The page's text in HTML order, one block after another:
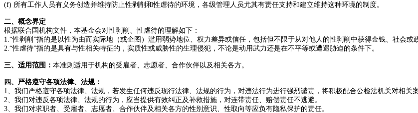
(f) 所有工作人员有义务创造并维持防止性剥削和性虐待的环境，各级管理人员尤其有责任支持和建立维持这种环境的制度。
二、概念界定
根据联合国机构文件，本基金会对性剥削、性虐待的理解如下：
1.“性剥削”指的是以性为由而实际地（或企图）滥用弱势地位、权力差异或信任，包括但不限于从对他人的性剥削中获得金钱、社会或
2.“性虐待”指的是具有与性相关特征的，实质性或威胁性的生理侵犯，不论是动用武力还是在不平等或遭遇胁迫的条件下。
三、适用范围： 本准则适用于机构的受雇者、志愿者、合作伙伴以及相关各方。
四、严格遵守各项法律、法规：
1、我们严格遵守各项法律、法规，若发生任何违反现行法律、法规的行为，对违法行为进行强烈谴责，将积极配合公检法机关对相关
2、我们对违反各项法律、法规的行为，应当提供有效纠正及补救措施，对连带责任、赔偿责任不逃避。
3、我们对求职者、受雇者、志愿者、合作伙伴及相关各方的性别意识、性取向等应负有隐私保护的责任。